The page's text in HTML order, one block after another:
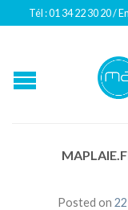
Tél : 01 34 22 30 20 /
Posted on